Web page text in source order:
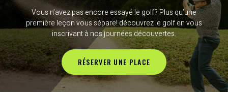
Vous n’avez pas encore essayé le golf? Plus qu’une
première leçon vous sépare! découvrez le golf en vous
inscrivant à nos journées découvertes.
RÉSERVER UNE PLACE